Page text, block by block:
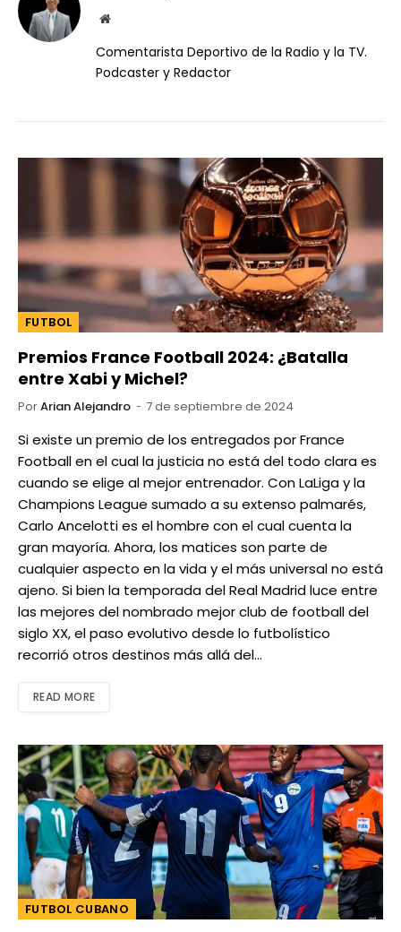
Website
Comentarista Deportivo de la Radio y la TV.
Podcaster y Redactor
FUTBOL
Premios France Football 2024: ¿Batalla
entre Xabi y Michel?
PorArian Alejandro 7 de septiembre de 2024
Si existe un premio de los entregados por France
Football en el cual la justicia no está del todo clara es
cuando se elige al mejor entrenador. Con LaLiga y la
Champions League sumado a su extenso palmarés,
Carlo Ancelotti es el hombre con el cual cuenta la
gran mayoría. Ahora, los matices son parte de
cualquier aspecto en la vida y el más universal no está
ajeno. Si bien la temporada del Real Madrid luce entre
las mejores del nombrado mejor club de football del
siglo XX, el paso evolutivo desde lo futbolístico
recorrió otros destinos más allá del…
READ MORE
FUTBOL CUBANO